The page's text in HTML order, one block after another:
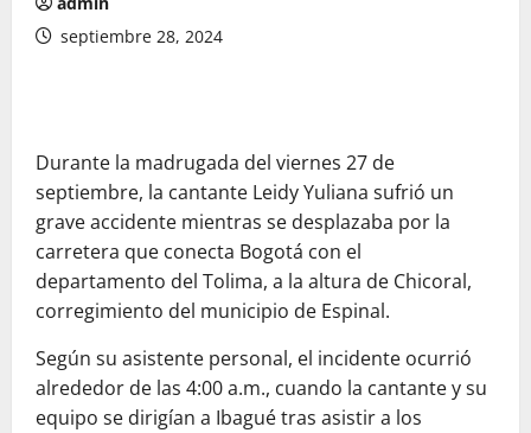
septiembre 28, 2024
Durante la madrugada del viernes 27 de
septiembre, la cantante Leidy Yuliana sufrió un
grave accidente mientras se desplazaba por la
carretera que conecta Bogotá con el
departamento del Tolima, a la altura de Chicoral,
corregimiento del municipio de Espinal.
Según su asistente personal, el incidente ocurrió
alrededor de las 4:00 a.m., cuando la cantante y su
equipo se dirigían a Ibagué tras asistir a los